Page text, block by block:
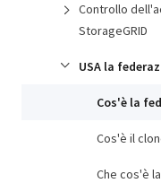
Controllo
StorageGRID
USA la
Cos'è la
Cos'è il
Che cos'è